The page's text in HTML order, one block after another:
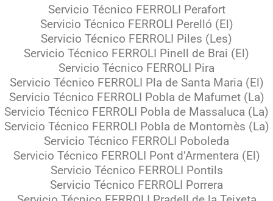
Servicio Técnico FERROLI Perafort
Servicio Técnico FERROLI Perelló (El)
Servicio Técnico FERROLI Piles (Les)
Servicio Técnico FERROLI Pinell de Brai (El)
Servicio Técnico FERROLI Pira
Servicio Técnico FERROLI Pla de Santa Maria (El)
Servicio Técnico FERROLI Pobla de Mafumet (La)
Servicio Técnico FERROLI Pobla de Massaluca (La)
Servicio Técnico FERROLI Pobla de Montornès (La)
Servicio Técnico FERROLI Poboleda
Servicio Técnico FERROLI Pont d’Armentera (El)
Servicio Técnico FERROLI Pontils
Servicio Técnico FERROLI Porrera